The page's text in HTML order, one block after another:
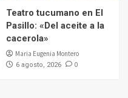
Teatro tucumano en El
Pasillo: «Del aceite a la
cacerola»
Maria Eugenia Montero
6 agosto, 2026 0